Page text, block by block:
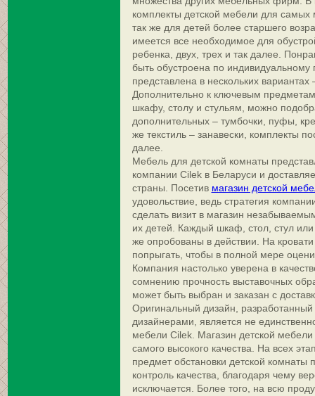
комплекты детской мебели для самых
так же для детей более старшего
имеется все необходимое для
ребенка, двух, трех и так далее.
быть обустроена по индивидуальному
представлена в нескольких
Дополнительно к ключевым предметам
шкафу, столу и стульям, можно
дополнительных – тумбочки, пуфы,
же текстиль – занавески, комплекты
далее.
Мебель для детской комнаты
компании Cilek в Беларуси и
страны. Посетив магазин детской
удовольствие, ведь стратегия
сделать визит в магазин
их детей. Каждый шкаф, стол, стул или
же опробованы в действии. На
попрыгать, чтобы в полной мере
Компания настолько уверена в
сомнению прочность выставочных
может быть выбран и заказан с
Оригинальный дизайн,
дизайнерами, является не
мебели Cilek. Магазин детской
самого высокого качества. На всех
предмет обстановки детской комнаты
контроль качества, благодаря чему
исключается. Более того, на всю